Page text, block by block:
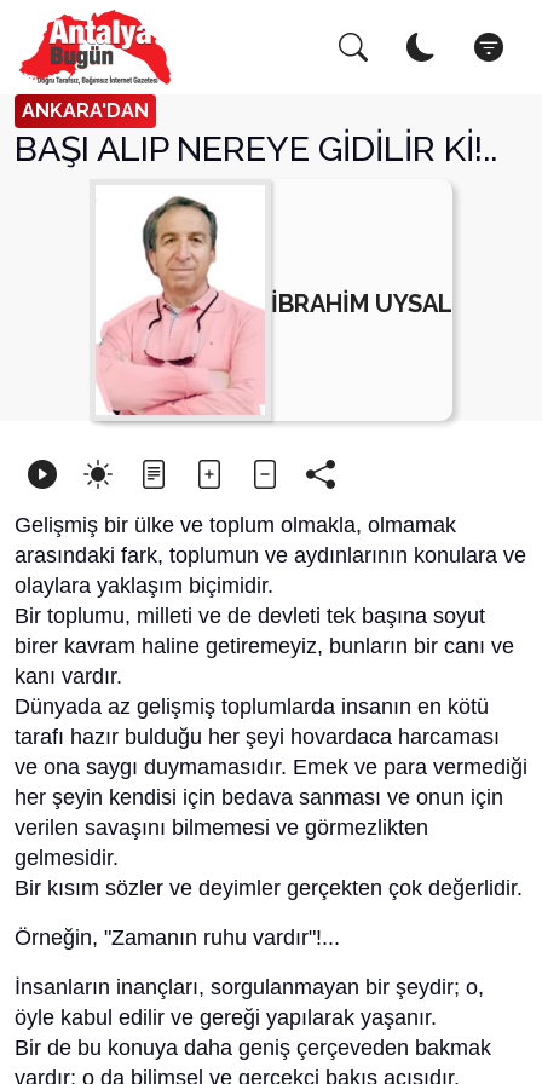
ANKARA'DAN
BAŞI ALIP NEREYE GİDİLİR Kİ!..
İBRAHİM UYSAL
Gelişmiş bir ülke ve toplum olmakla, olmamak
arasındaki fark, toplumun ve aydınlarının konulara ve
olaylara yaklaşım biçimidir.
Bir toplumu, milleti ve de devleti tek başına soyut
birer kavram haline getiremeyiz, bunların bir canı ve
kanı vardır.
Dünyada az gelişmiş toplumlarda insanın en kötü
tarafı hazır bulduğu her şeyi hovardaca harcaması
ve ona saygı duymamasıdır. Emek ve para vermediği
her şeyin kendisi için bedava sanması ve onun için
verilen savaşını bilmemesi ve görmezlikten
gelmesidir.
Bir kısım sözler ve deyimler gerçekten çok değerlidir.
Örneğin, "Zamanın ruhu vardır"!...
İnsanların inançları, sorgulanmayan bir şeydir; o,
öyle kabul edilir ve gereği yapılarak yaşanır.
Bir de bu konuya daha geniş çerçeveden bakmak
vardır; o da bilimsel ve gerçekçi bakış açısıdır.
Arama Yap! Kapat